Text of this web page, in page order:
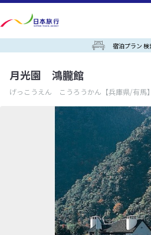
宿泊プラン
月光園 鴻朧館
げっこうえん こうろうかん 【兵庫県/有馬】